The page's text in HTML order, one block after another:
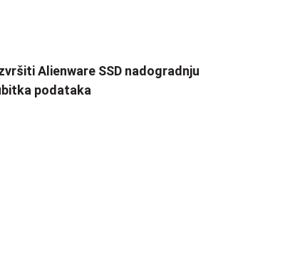
Alienware SSD nadogradnju
podataka